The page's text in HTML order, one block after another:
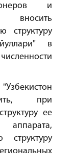
и
вносить
структуру
в
при
ее
структуру